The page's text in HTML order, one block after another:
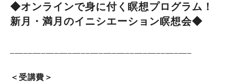
◆オンラインで身に付く瞑想プログラム！
新月・満月のイニシエーション瞑想会◆
＜受講費＞